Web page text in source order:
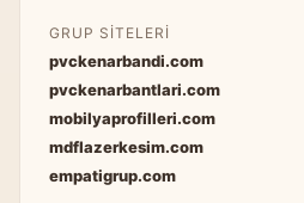
GRUP SITELERI
pvckenarbandi.com
pvckenarbantlari.com
mobilyaprofilleri.com
mdflazerkesim.com
empatigrup.com